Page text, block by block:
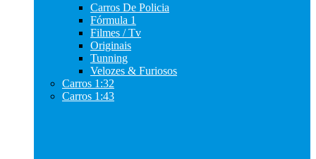
Carros De Policia
Fórmula 1
Filmes / Tv
Originais
Tunning
Velozes & Furiosos
Carros 1:32
Carros 1:43